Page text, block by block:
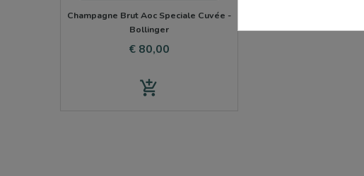
Champagne Brut Aoc Speciale Cuvée -
Bollinger
Prijs
€ 80,00
add_shopping_cart